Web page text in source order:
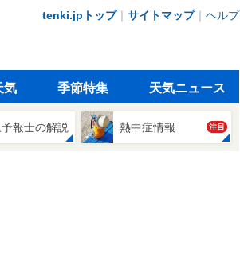
tenki.jpトップ｜ サイトマップ｜ ヘルプ
気 季節特集 天気ニュース
報士の解説 熱中症情報 注目